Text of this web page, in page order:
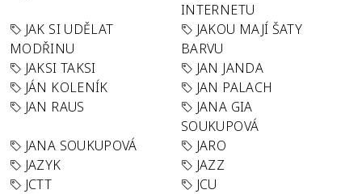
INTERNETU
JAK SI UDĚLAT
MODŘINU
JAKOU MAJÍ ŠATY
BARVU
JAKSI TAKSI
JAN JANDA
JÁN KOLENÍK
JAN PALACH
JAN RAUS
JANA GIA
SOUKUPOVÁ
JANA SOUKUPOVÁ
JARO
JAZYK
JAZZ
JCTT
JCU